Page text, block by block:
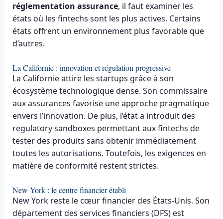
réglementation assurance, il faut examiner les
états où les fintechs sont les plus actives. Certains
états offrent un environnement plus favorable que
d’autres.
La Californie : innovation et régulation progressive
La Californie attire les startups grâce à son
écosystème technologique dense. Son commissaire
aux assurances favorise une approche pragmatique
envers l’innovation. De plus, l’état a introduit des
regulatory sandboxes permettant aux fintechs de
tester des produits sans obtenir immédiatement
toutes les autorisations. Toutefois, les exigences en
matière de conformité restent strictes.
New York : le centre financier établi
New York reste le cœur financier des États-Unis. Son
département des services financiers (DFS) est